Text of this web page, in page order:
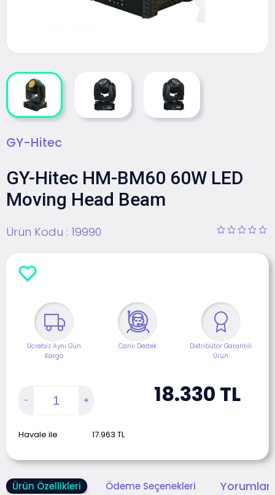
GY-Hitec
GY-Hitec HM-BM60 60W LED
Moving Head Beam
Ürün Kodu : 19990
Ücretsiz Aynı Gün
Kargo
Canlı Destek
Distribütör Garantili
Ürün
18.330 TL
Havale ile 17.963 TL
Ürün Özellikleri Ödeme Seçenekleri